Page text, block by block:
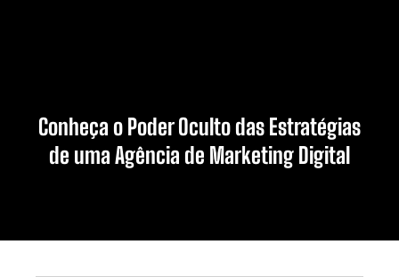
Conheça o Poder Oculto das Estratégias
de uma Agência de Marketing Digital